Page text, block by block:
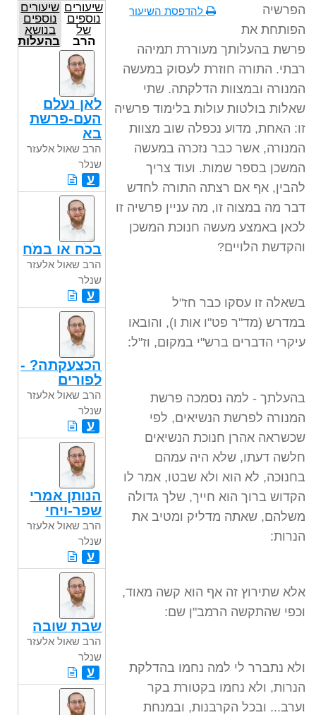
להדפסת השיעור
הפרשיה
הפותחת את
פרשת בהעלותך מעוררת תמיהה
רבתי. התורה חוזרת לעסוק במעשה
המנורה ובמצוות הדלקתה. שתי
שאלות בולטות עולות בלימוד פרשיה
זו: האחת, מדוע נכפלה שוב מצוות
המנורה, אשר כבר נזכרה במעשה
המשכן בספר שמות. ועוד צריך
להבין, אף אם רצתה התורה לחדש
דבר מה במצוה זו, מה עניין פרשיה זו
לכאן באמצע מעשה חנוכת המשכן
והקדשת הלויים?
בשאלה זו עסקו כבר חז"ל
במדרש (מד"ר פט"ו אות ו), והובאו
עיקרי הדברים ברש"י במקום, וז"ל:
בהעלתך - למה נסמכה פרשת
המנורה לפרשת הנשיאים, לפי
שכשראה אהרן חנוכת הנשיאים
חלשה דעתו, שלא היה עמהם
בחנוכה, לא הוא ולא שבטו, אמר לו
הקדוש ברוך הוא חייך, שלך גדולה
משלהם, שאתה מדליק ומטיב את
הנרות:
אלא שתירוץ זה אף הוא קשה מאוד,
וכפי שהתקשה הרמב"ן שם:
ולא נתברר לי למה נחמו בהדלקת
הנרות, ולא נחמו בקטורת בקר
וערב... ובכל הקרבנות, ובמנחת
שיעורים
נוספים
של
הרב
שאול
אלעזר
שנלר
שיעורים
נוספים
בנושא
בהעלותך
לאן נעלם
העם-פרשת
בא
הרב שאול אלעזר
שנלר
ע
בכֹח או במֹח
הרב שאול אלעזר
שנלר
ע
הכצעקתה? -
לפורים
הרב שאול אלעזר
שנלר
ע
הנותן אמרי
שפר-ויחי
הרב שאול אלעזר
שנלר
ע
שבת שובה
הרב שאול אלעזר
שנלר
ע